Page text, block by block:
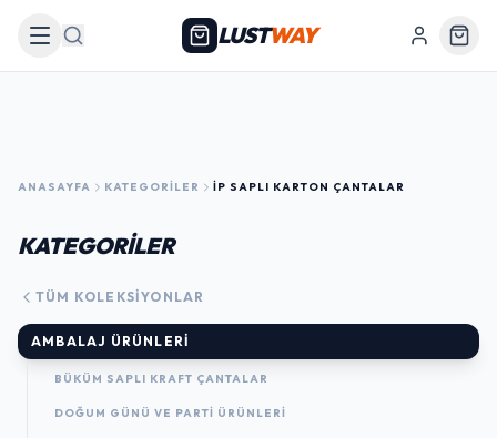
Arama LUSTWAY
ANASAYFA KATEGORILER İP SAPLI KARTON ÇANTALAR
KATEGORİLER
TÜM KOLEKSIYONLAR
AMBALAJ ÜRÜNLERI
BÜKÜM SAPLI KRAFT ÇANTALAR
DOĞUM GÜNÜ VE PARTI ÜRÜNLERI